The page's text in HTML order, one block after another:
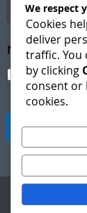
s
r
t
o
l
Newsletter
I agree to
Suscribirse
We respect
Cookies
deliver
traffic. You
by clicking
consent or
cookies.